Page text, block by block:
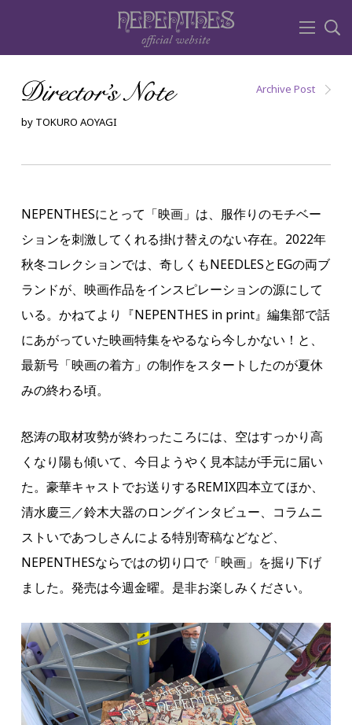
by TOKURO AOYAGI
Archive Post
NEPENTHESにとって「映画」は、服作りのモチベー
ションを刺激してくれる掛け替えのない存在。2022年
秋冬コレクションでは、奇しくもNEEDLESとEGの両ブ
ランドが、映画作品をインスピレーションの源にして
いる。かねてより『NEPENTHES in print』編集部で話
にあがっていた映画特集をやるなら今しかない！と、
最新号「映画の着方」の制作をスタートしたのが夏休
みの終わる頃。
怒涛の取材攻勢が終わったころには、空はすっかり高
くなり陽も傾いて、今日ようやく見本誌が手元に届い
た。豪華キャストでお送りするREMIX四本立てほか、
清水慶三／鈴木大器のロングインタビュー、コラムニ
ストいであつしさんによる特別寄稿などなど、
NEPENTHESならではの切り口で「映画」を掘り下げ
ました。発売は今週金曜。是非お楽しみください。